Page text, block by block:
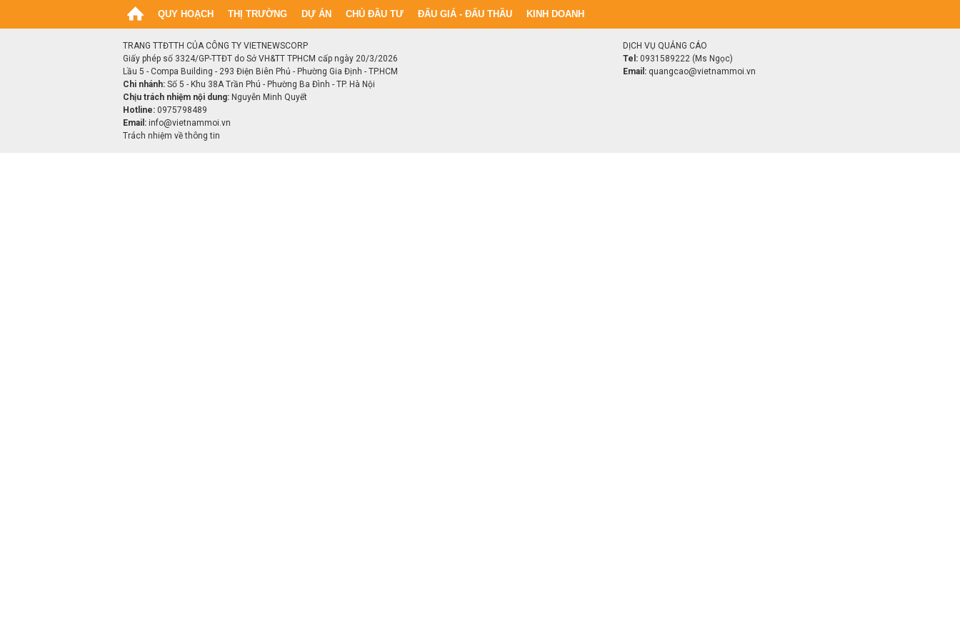
QUY HOẠCH THỊ TRƯỜNG DỰ ÁN CHỦ ĐẦU TƯ ĐẤU GIÁ - ĐẤU THẦU KINH DOANH
TRANG TTĐTTH CỦA CÔNG TY VIETNEWSCORP
Giấy phép số 3324/GP-TTĐT do Sở VH&TT TPHCM cấp ngày 20/3/2026
Lầu 5 - Compa Building - 293 Điện Biên Phủ - Phường Gia Định - TP.HCM
Chi nhánh: Số 5 - Khu 38A Trần Phú - Phường Ba Đình - TP. Hà Nội
Chịu trách nhiệm nội dung: Nguyễn Minh Quyết
Hotline: 0975798489
Email: info@vietnammoi.vn
Trách nhiệm về thông tin
DỊCH VỤ QUẢNG CÁO
Tel: 0931589222 (Ms Ngọc)
Email: quangcao@vietnammoi.vn